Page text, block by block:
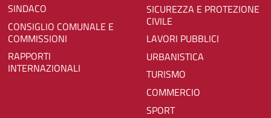
SINDACO
CONSIGLIO COMUNALE E
COMMISSIONI
RAPPORTI
INTERNAZIONALI
SICUREZZA E PROTEZIONE
CIVILE
LAVORI PUBBLICI
URBANISTICA
TURISMO
COMMERCIO
SPORT